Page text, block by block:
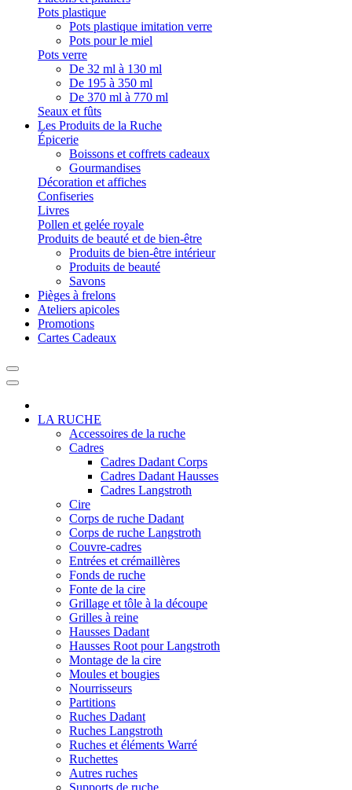
Pots plastique
Pots plastique imitation verre
Pots pour le miel
Pots verre
De 32 ml à 130 ml
De 195 à 350 ml
De 370 ml à 770 ml
Seaux et fûts
Les Produits de la Ruche
Épicerie
Boissons et coffrets cadeaux
Gourmandises
Décoration et affiches
Confiseries
Livres
Pollen et gelée royale
Produits de beauté et de bien-être
Produits de bien-être intérieur
Produits de beauté
Savons
Pièges à frelons
Ateliers apicoles
Promotions
Cartes Cadeaux
LA RUCHE
Accessoires de la ruche
Cadres
Cadres Dadant Corps
Cadres Dadant Hausses
Cadres Langstroth
Cire
Corps de ruche Dadant
Corps de ruche Langstroth
Couvre-cadres
Entrées et crémaillères
Fonds de ruche
Fonte de la cire
Grillage et tôle à la découpe
Grilles à reine
Hausses Dadant
Hausses Root pour Langstroth
Montage de la cire
Moules et bougies
Nourrisseurs
Partitions
Ruches Dadant
Ruches Langstroth
Ruches et éléments Warré
Ruchettes
Autres ruches
Supports de ruche